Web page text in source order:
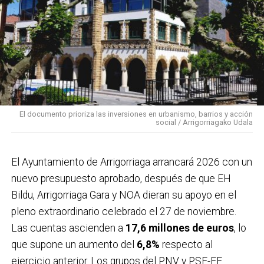
sistema de salud pública.
El documento prioriza las inversiones en urbanismo, barrios y acción
social / Arrigorriagako Udala
El Ayuntamiento de Arrigorriaga arrancará 2026 con un
nuevo presupuesto aprobado, después de que EH
Bildu, Arrigorriaga Gara y NOA dieran su apoyo en el
pleno extraordinario celebrado el 27 de noviembre.
Las cuentas ascienden a 17,6 millones de euros, lo
que supone un aumento del 6,8% respecto al
ejercicio anterior. Los grupos del PNV y PSE-EE